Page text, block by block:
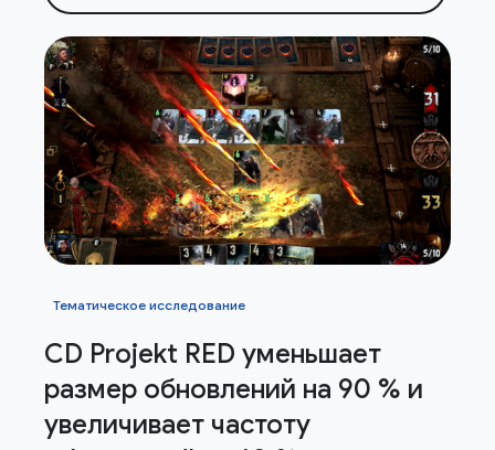
Тематическое исследование
CD Projekt RED уменьшает
размер обновлений на 90 % и
увеличивает частоту